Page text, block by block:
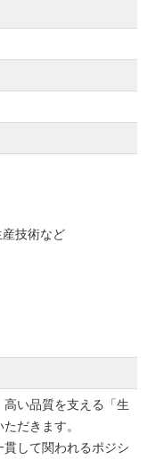
技術など
い品質を支える「生
だきます。
して関われるポジシ